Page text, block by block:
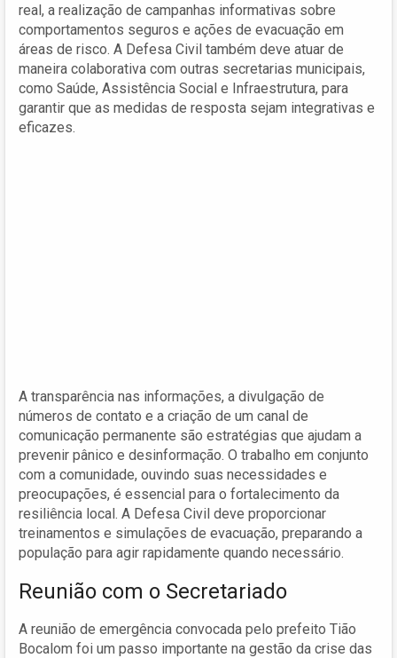
real, a realização de campanhas informativas sobre
comportamentos seguros e ações de evacuação em
áreas de risco. A Defesa Civil também deve atuar de
maneira colaborativa com outras secretarias municipais,
como Saúde, Assistência Social e Infraestrutura, para
garantir que as medidas de resposta sejam integrativas e
eficazes.
A transparência nas informações, a divulgação de
números de contato e a criação de um canal de
comunicação permanente são estratégias que ajudam a
prevenir pânico e desinformação. O trabalho em conjunto
com a comunidade, ouvindo suas necessidades e
preocupações, é essencial para o fortalecimento da
resiliência local. A Defesa Civil deve proporcionar
treinamentos e simulações de evacuação, preparando a
população para agir rapidamente quando necessário.
Reunião com o Secretariado
A reunião de emergência convocada pelo prefeito Tião
Bocalom foi um passo importante na gestão da crise das